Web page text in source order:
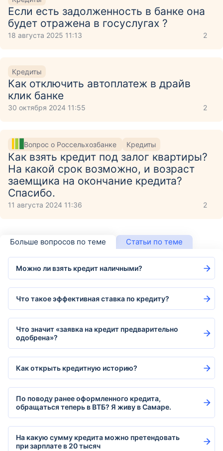
Если есть задолженность в банке она
будет отражена в госуслугах ?
18 августа 2025 11:13 2
Кредиты
Как отключить автоплатеж в драйв
клик банке
30 октября 2024 11:55 2
Вопрос о Россельхозбанке Кредиты
Как взять кредит под залог квартиры?
На какой срок возможно, и возраст
заемщика на окончание кредита?
Спасибо.
11 августа 2024 11:36 2
Больше вопросов по теме Статьи по теме
Можно ли взять кредит наличными?
Что такое эффективная ставка по кредиту?
Что значит «заявка на кредит предварительно
одобрена»?
Как открыть кредитную историю?
По поводу ранее оформленного кредита,
обращаться теперь в ВТБ? Я живу в Самаре.
На какую сумму кредита можно претендовать
при зарплате в 20 тысяч